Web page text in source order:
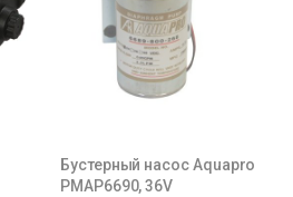
Бустерный насос Aquapro
PMAP6690, 36V